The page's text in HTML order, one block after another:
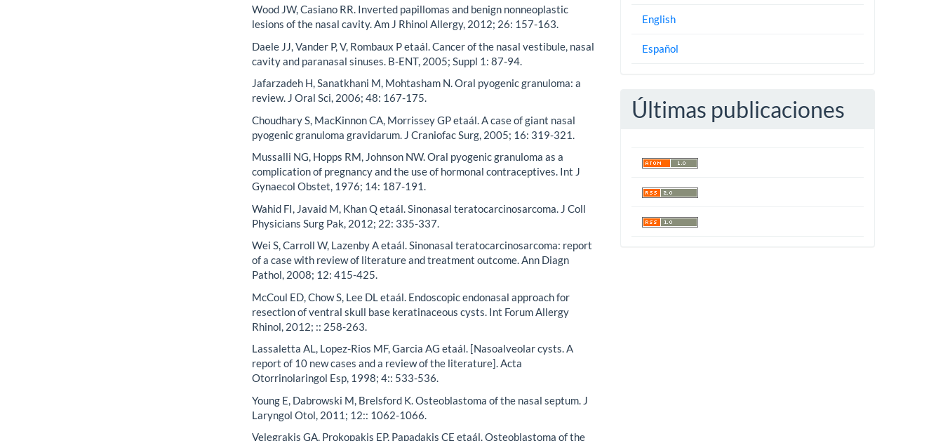
Wood JW, Casiano RR. Inverted papillomas and benign nonneoplastic
lesions of the nasal cavity. Am J Rhinol Allergy, 2012; 26: 157-163.
Daele JJ, Vander P, V, Rombaux P etaál. Cancer of the nasal vestibule, nasal
cavity and paranasal sinuses. B-ENT, 2005; Suppl 1: 87-94.
Jafarzadeh H, Sanatkhani M, Mohtasham N. Oral pyogenic granuloma: a
review. J Oral Sci, 2006; 48: 167-175.
Choudhary S, MacKinnon CA, Morrissey GP etaál. A case of giant nasal
pyogenic granuloma gravidarum. J Craniofac Surg, 2005; 16: 319-321.
Mussalli NG, Hopps RM, Johnson NW. Oral pyogenic granuloma as a
complication of pregnancy and the use of hormonal contraceptives. Int J
Gynaecol Obstet, 1976; 14: 187-191.
Wahid FI, Javaid M, Khan Q etaál. Sinonasal teratocarcinosarcoma. J Coll
Physicians Surg Pak, 2012; 22: 335-337.
Wei S, Carroll W, Lazenby A etaál. Sinonasal teratocarcinosarcoma: report
of a case with review of literature and treatment outcome. Ann Diagn
Pathol, 2008; 12: 415-425.
McCoul ED, Chow S, Lee DL etaál. Endoscopic endonasal approach for
resection of ventral skull base keratinaceous cysts. Int Forum Allergy
Rhinol, 2012; :: 258-263.
Lassaletta AL, Lopez-Rios MF, Garcia AG etaál. [Nasoalveolar cysts. A
report of 10 new cases and a review of the literature]. Acta
Otorrinolaringol Esp, 1998; 4:: 533-536.
Young E, Dabrowski M, Brelsford K. Osteoblastoma of the nasal septum. J
Laryngol Otol, 2011; 12:: 1062-1066.
Velegrakis GA, Prokopakis EP, Papadakis CE etaál. Osteoblastoma of the
English
Español
Últimas publicaciones